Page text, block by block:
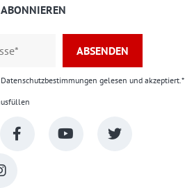
ABSENDEN
Datenschutzbestimmungen gelesen und akzeptiert.*